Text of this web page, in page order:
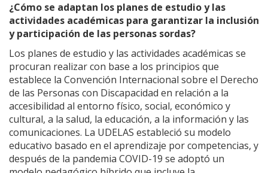
¿Cómo se adaptan los planes de estudio y las
actividades académicas para garantizar la inclusión
y participación de las personas sordas?
Los planes de estudio y las actividades académicas se
procuran realizar con base a los principios que
establece la Convención Internacional sobre el Derecho
de las Personas con Discapacidad en relación a la
accesibilidad al entorno físico, social, económico y
cultural, a la salud, la educación, a la información y las
comunicaciones. La UDELAS estableció su modelo
educativo basado en el aprendizaje por competencias, y
después de la pandemia COVID-19 se adoptó un